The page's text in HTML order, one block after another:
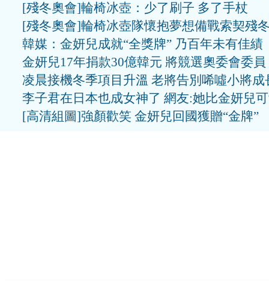
[殘冬奧會]輪椅冰壺：少了刷子 多了手杖
[殘冬奧會]輪椅冰壺隊懷抱夢想備戰索契殘
韓媒：金妍兒成就“全獎牌” 乃百年未有佳績
金妍兒17年捐款30億韓元 將競選奧委會委員
凌晨接機冬季項目升溫 老將告別唏噓小將成
李子君在日本也成女神了 網友:她比金妍兒
[高清組圖]強顏歡笑 金妍兒回國獲贈“金牌”